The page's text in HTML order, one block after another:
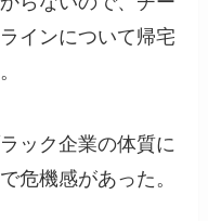
インについて帰宅
ック企業の体質に
危機感があった。